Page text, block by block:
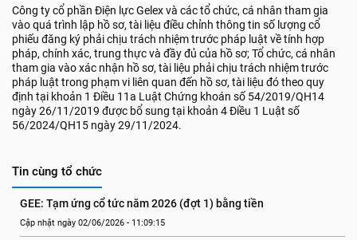
Công ty cổ phần Điện lực Gelex và các tổ chức, cá nhân tham gia
vào quá trình lập hồ sơ, tài liệu điều chỉnh thông tin số lượng cổ
phiếu đăng ký phải chịu trách nhiệm trước pháp luật về tính hợp
pháp, chính xác, trung thực và đầy đủ của hồ sơ; Tổ chức, cá nhân
tham gia vào xác nhận hồ sơ, tài liệu phải chịu trách nhiệm trước
pháp luật trong phạm vi liên quan đến hồ sơ, tài liệu đó theo quy
định tại khoản 1 Điều 11a Luật Chứng khoán số 54/2019/QH14
ngày 26/11/2019 được bổ sung tại khoản 4 Điều 1 Luật số
56/2024/QH15 ngày 29/11/2024.
Tin cùng tổ chức
GEE: Tạm ứng cổ tức năm 2026 (đợt 1) bằng tiền
Cập nhật ngày 02/06/2026 - 11:09:15